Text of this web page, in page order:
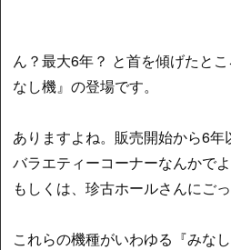
ん？最大6年？ と首を傾げたと
なし機』の登場です。
ありますよね。販売開始から6年
バラエティーコーナーなんかで
もしくは、珍古ホールさんにごっ
これらの機種がいわゆる『みな